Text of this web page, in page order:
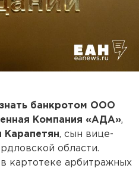
банкротом ООО
Компания «АДА»,
Карапетян, сын вице-
области.
картотеке арбитражных